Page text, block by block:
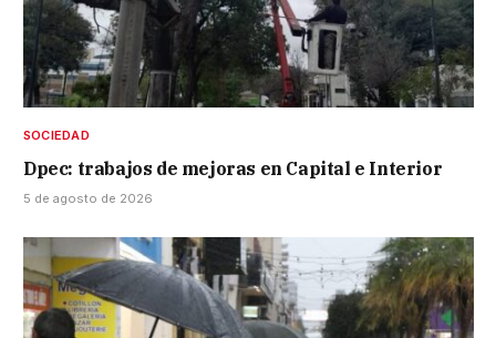
SOCIEDAD
Dpec: trabajos de mejoras en Capital e Interior
5 de agosto de 2026